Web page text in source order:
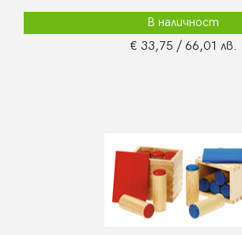
В наличност
€ 33,75 / 66,01 лв.